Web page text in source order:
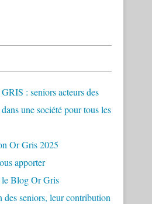
: seniors acteurs des
une société pour tous les
Or Gris 2025
apporter
Blog Or Gris
des seniors, leur contribution